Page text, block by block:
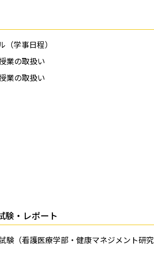
（学事日程）
業の取扱い
業の取扱い
験・レポート
験（看護医療学部・健康マネジメント研究